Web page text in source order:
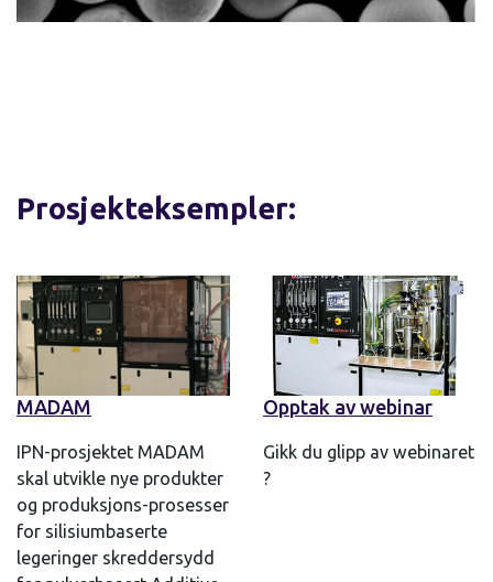
Prosjekteksempler:
MADAM
IPN-prosjektet MADAM
skal utvikle nye produkter
og produksjons-prosesser
for silisiumbaserte
legeringer skreddersydd
Opptak av webinar
Gikk du glipp av webinaret
?